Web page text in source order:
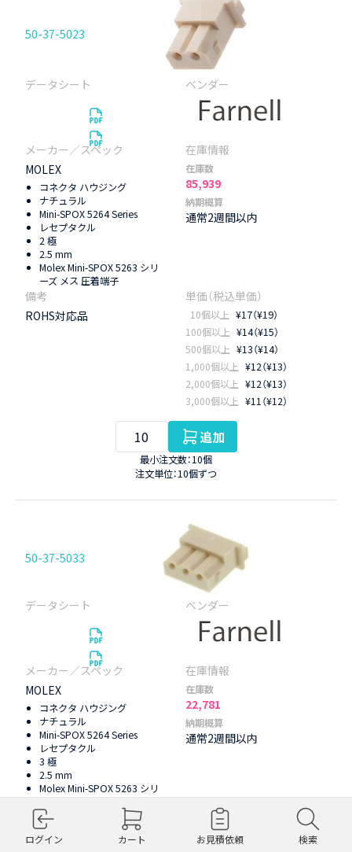
50-37-5023
MOLEX
コネクタ ハウジング
ナチュラル
Mini-SPOX 5264 Series
レセプタクル
2 極
2.5 mm
Molex Mini-SPOX 5263 シリ
ーズ メス 圧着端子
在庫数
85,939
納期概算
通常2週間以内
ROHS対応品 10個以上 ¥17（¥19）
100個以上 ¥14（¥15）
500個以上 ¥13（¥14）
1,000個以上 ¥12（¥13）
2,000個以上 ¥12（¥13）
3,000個以上 ¥11（¥12）
追加
最小注文数：10個
注文単位：10個ずつ
50-37-5033
MOLEX
コネクタ ハウジング
ナチュラル
Mini-SPOX 5264 Series
レセプタクル
3 極
2.5 mm
Molex Mini-SPOX 5263 シリ
ーズ メス 圧着 端子
在庫数
22,781
納期概算
通常2週間以内
ROHS対応品 10個以上 ¥18（¥20）
ログイン カート お見積依頼 検索